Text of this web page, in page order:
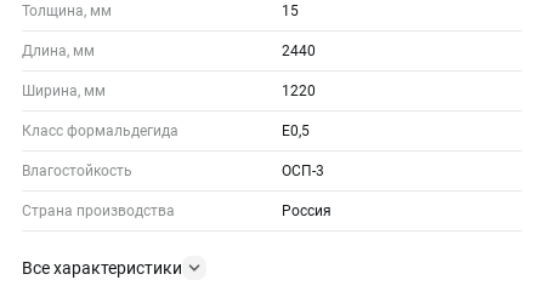
Толщина, мм 15
Длина, мм 2440
Ширина, мм 1220
Класс формальдегида E0,5
Влагостойкость ОСП-3
Страна производства Россия
Все характеристики